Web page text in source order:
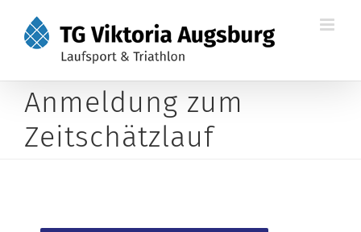
Inhalt
springen
Anmeldung zum
Zeitschätzlauf